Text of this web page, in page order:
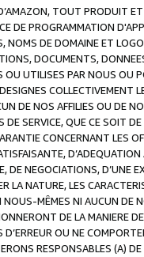
TOUT PRODUIT
DE PROGRAMMATION
NOMS DE DOMAINE ET
DOCUMENTS,
UTILISES PAR NOUS OU
COLLECTIVEMENT
DE NOS AFFILIES OU DE
DE SERVICE, QUE CE SOIT
CONCERNANT LES
DE NEGOCIATIONS, D’UNE
LA NATURE, LES
MÊMES NI AUCUN DE
DE LA MANIERE
D’ERREUR OU NE
RESPONSABLES (A)